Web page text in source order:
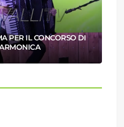
PER IL CONCORSO DI